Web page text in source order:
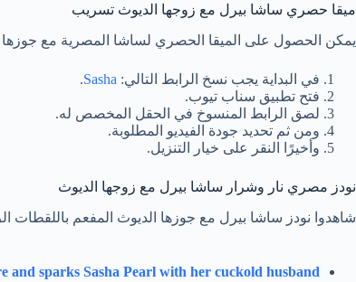
ميقا حصري ساشا بيرل مع زوجها الديوث تسريب
يمكن الحصول على الميقا الحصري لساشا المصرية مع جوزها
في البداية يجب نسخ الرابط التالي: Sasha
.
فتح تطبيق سناب تيوب.
لصق الرابط المنسوخ في الحقل المخصص له.
ومن ثم تحديد جودة الفيديو المطلوبة.
وأخيرًا النقر على خيار التنزيل.
نودز مصري نار وشرار ساشا بيرل مع زوجها الديوث
شاهدوا نودز ساشا بيرل مع جوزها الديوث المفعم باللقطات
and sparks Sasha Pearl with her cuckold husband.